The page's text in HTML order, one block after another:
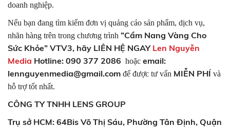
doanh nghiệp.
Nếu bạn đang tìm kiếm đơn vị quảng cáo sản phẩm, dịch vụ,
nhãn hàng trên trong chương trình ”Cẩm Nang Vàng Cho
Sức Khỏe” VTV3, hãy LIÊN HỆ NGAY Len Nguyễn
Media Hotline: 090 377 2086 hoặc email:
lennguyenmedia@gmail.com để được tư vấn MIỄN PHÍ và
hỗ trợ tốt nhất.
CÔNG TY TNHH LENS GROUP
Trụ sở HCM: 64Bis Võ Thị Sáu, Phường Tân Định, Quận